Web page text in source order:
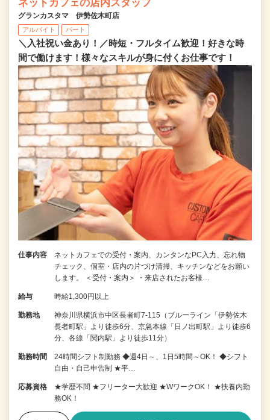
ネットカフェの店内スタッフ
グランカスタマ 伊勢佐木町店
アルバイト パート
＼入社祝い金あり！／時短・フルタイム歓迎！好きな時
間で働けます！様々なスキルが身に付くお仕事です！
仕事内容
ネットカフェでの受付・案内、カンタンなPC入力、忘れ物
チェック、個室・店内の片づけ清掃、キッチンなどをお願い
します。 ＜受付・案内＞ ・来店されたお客様…
給与 時給1,300円以上
勤務地
神奈川県横浜市中区長者町7-115（ブルーライン「伊勢佐木
長者町駅」より徒歩6分、京急本線「日ノ出町駅」より徒歩6
分、各線「関内駅」より徒歩11分）
勤務時間
24時間シフト制勤務 ◆週4日～、1日5時間～OK！ ◆シフト
自由・自己申告制 ★平…
応募資格
★学歴不問 ★フリーター大歓迎 ★WワークOK！ ★扶養内勤
務OK！